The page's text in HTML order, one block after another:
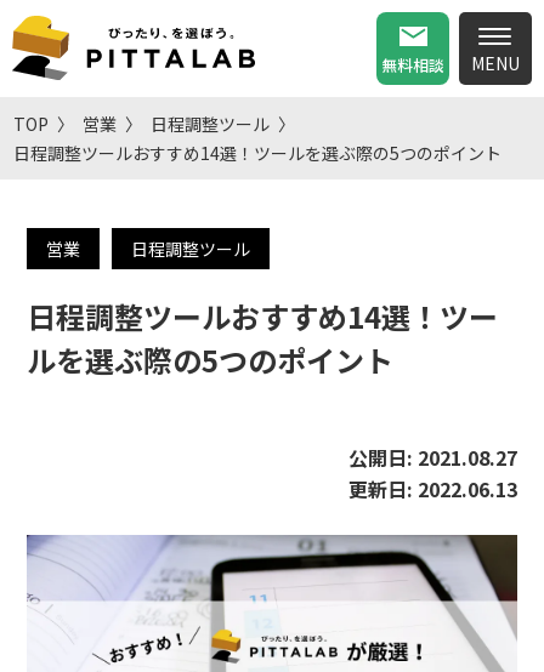
無料相談
TOP 営業
日程調整ツール
日程調整ツールおすすめ14選！ツールを選ぶ際の5つのポイント
営業 日程調整ツール
日程調整ツールおすすめ14選！ツー
ルを選ぶ際の5つのポイント
公開日: 2021.08.27
更新日: 2022.06.13